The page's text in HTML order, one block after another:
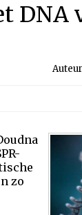
DNA
zo